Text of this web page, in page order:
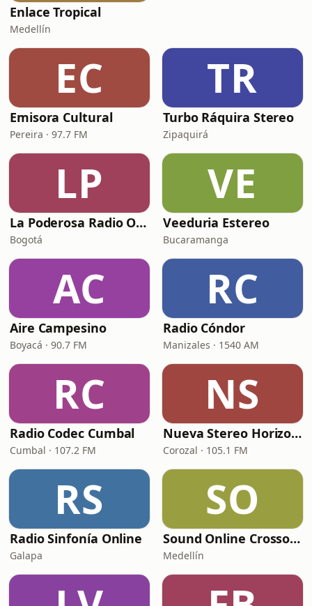
Enlace Tropical
Medellín
EC
Emisora Cultural
Pereira · 97.7 FM
TR
Turbo Ráquira Stereo
Zipaquirá
LP
La Poderosa Radio Online Instrumental
Bogotá
VE
Veeduria Estereo
Bucaramanga
AC
Aire Campesino
Boyacá · 90.7 FM
RC
Radio Cóndor
Manizales · 1540 AM
RC
Radio Codec Cumbal
Cumbal · 107.2 FM
NS
Nueva Stereo Horizonte
Corozal · 105.1 FM
RS
Radio Sinfonía Online
Galapa
SO
Sound Online Crossover
Medellín